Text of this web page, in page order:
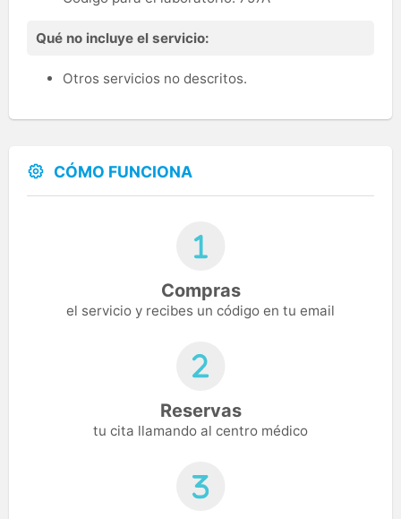
Qué no incluye el servicio:
Otros servicios no descritos.
CÓMO FUNCIONA
Compras
el servicio y recibes un código en tu email
Reservas
tu cita llamando al centro médico